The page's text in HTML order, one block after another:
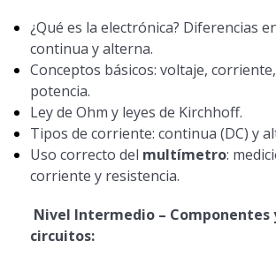
¿Qué es la electrónica? Diferencias
continua y alterna.
Conceptos básicos: voltaje,
potencia.
Ley de Ohm y leyes de Kirchhoff.
Tipos de corriente: continua (DC) y
Uso correcto del multímetro:
corriente y resistencia.
Nivel Intermedio – Componentes
circuitos: